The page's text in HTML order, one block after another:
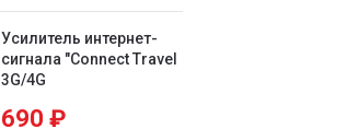
Усилитель интернет-
сигнала "Connect Travel
3G/4G
690 ₽